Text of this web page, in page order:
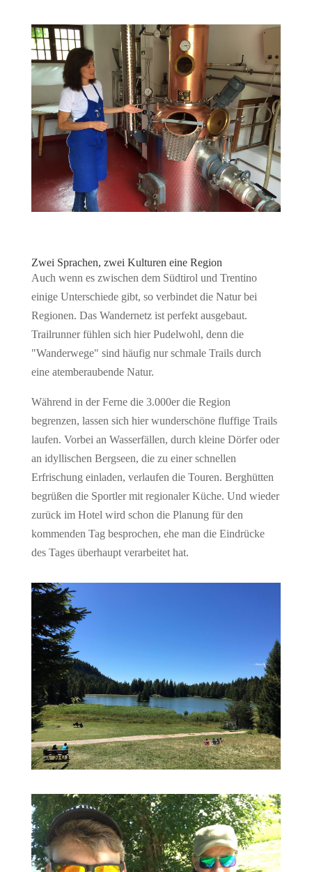
Zwei Sprachen, zwei Kulturen eine Region
Auch wenn es zwischen dem Südtirol und Trentino
einige Unterschiede gibt, so verbindet die Natur bei
Regionen. Das Wandernetz ist perfekt ausgebaut.
Trailrunner fühlen sich hier Pudelwohl, denn die
"Wanderwege" sind häufig nur schmale Trails durch
eine atemberaubende Natur.
Während in der Ferne die 3.000er die Region
begrenzen, lassen sich hier wunderschöne fluffige Trails
laufen. Vorbei an Wasserfällen, durch kleine Dörfer oder
an idyllischen Bergseen, die zu einer schnellen
Erfrischung einladen, verlaufen die Touren. Berghütten
begrüßen die Sportler mit regionaler Küche. Und wieder
zurück im Hotel wird schon die Planung für den
kommenden Tag besprochen, ehe man die Eindrücke
des Tages überhaupt verarbeitet hat.